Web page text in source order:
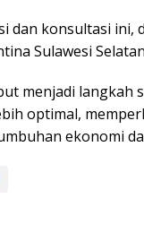
dan konsultasi ini,
Sulawesi
menjadi langkah
optimal,
ekonomi